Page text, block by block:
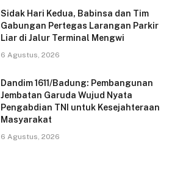
Sidak Hari Kedua, Babinsa dan Tim
Gabungan Pertegas Larangan Parkir
Liar di Jalur Terminal Mengwi
6 Agustus, 2026
Dandim 1611/Badung: Pembangunan
Jembatan Garuda Wujud Nyata
Pengabdian TNI untuk Kesejahteraan
Masyarakat
6 Agustus, 2026